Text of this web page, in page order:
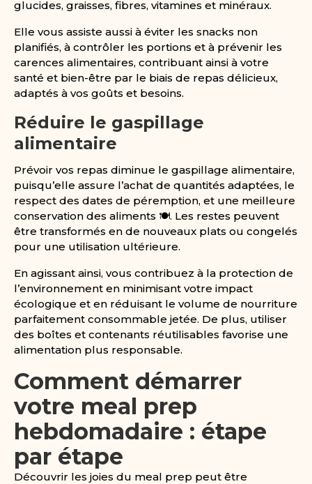
glucides, graisses, fibres, vitamines et minéraux.
Elle vous assiste aussi à éviter les snacks non
planifiés, à contrôler les portions et à prévenir les
carences alimentaires, contribuant ainsi à votre
santé et bien-être par le biais de repas délicieux,
adaptés à vos goûts et besoins.
Réduire le gaspillage
alimentaire
Prévoir vos repas diminue le gaspillage alimentaire,
puisqu’elle assure l’achat de quantités adaptées, le
respect des dates de péremption, et une meilleure
conservation des aliments 🍽️. Les restes peuvent
être transformés en de nouveaux plats ou congelés
pour une utilisation ultérieure.
En agissant ainsi, vous contribuez à la protection de
l’environnement en minimisant votre impact
écologique et en réduisant le volume de nourriture
parfaitement consommable jetée. De plus, utiliser
des boîtes et contenants réutilisables favorise une
alimentation plus responsable.
Comment démarrer
votre meal prep
hebdomadaire : étape
par étape
Découvrir les joies du meal prep peut être